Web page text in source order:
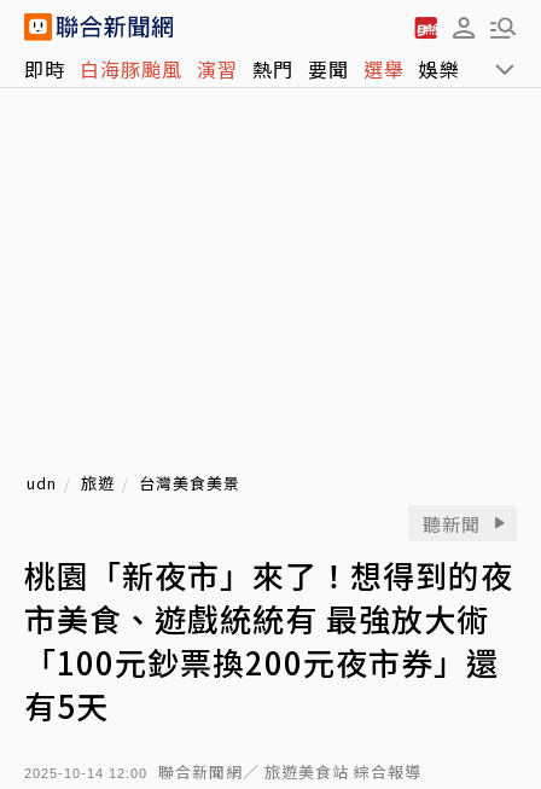
即時 白海豚颱風 演習 熱門 要聞 選舉 娛樂 運動
udn 旅遊 台灣美食美景
聽新聞
桃園「新夜市」來了！想得到的夜
市美食、遊戲統統有 最強放大術
「100元鈔票換200元夜市券」還
有5天
2025-10-14 12:00 聯合新聞網／ 旅遊美食站 綜合報導